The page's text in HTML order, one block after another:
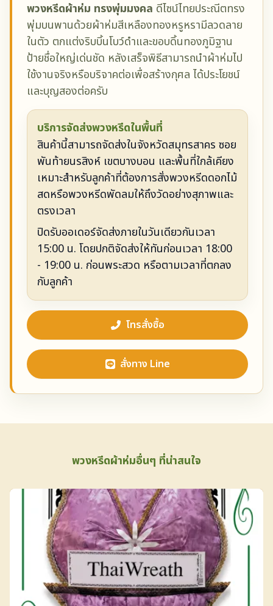
พวงหรีดผ้าห่ม ทรงพุ่มมงคล ดีไซน์ไทยประณีตทรง
พุ่มบนพานด้วยผ้าห่มสีเหลืองทองหรูหรามีลวดลาย
ในตัว ตกแต่งริบบิ้นโบว์ดำและขอบดิ้นทองภูมิฐาน
ป้ายชื่อใหญ่เด่นชัด หลังเสร็จพิธีสามารถนำผ้าห่มไป
ใช้งานจริงหรือบริจาคต่อเพื่อสร้างกุศล ได้ประโยชน์
และบุญสองต่อครับ
บริการจัดส่งพวงหรีดในพื้นที่
สินค้านี้สามารถจัดส่งในจังหวัดสมุทรสาคร ซอย
พันท้ายนรสิงห์ เขตบางบอน และพื้นที่ใกล้เคียง
เหมาะสำหรับลูกค้าที่ต้องการสั่งพวงหรีดดอกไม้
สดหรือพวงหรีดพัดลมให้ถึงวัดอย่างสุภาพและ
ตรงเวลา
ปิดรับออเดอร์จัดส่งภายในวันเดียวกันเวลา
15:00 น. โดยปกติจัดส่งให้ทันก่อนเวลา 18:00
- 19:00 น. ก่อนพระสวด หรือตามเวลาที่ตกลง
กับลูกค้า
โทรสั่งซื้อ
สั่งทาง Line
พวงหรีดผ้าห่มอื่นๆ ที่น่าสนใจ